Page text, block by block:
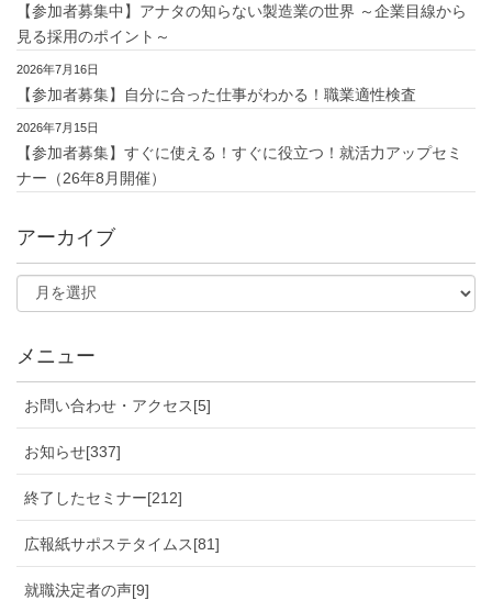
【参加者募集中】アナタの知らない製造業の世界 ～企業目線から
見る採用のポイント～
2026年7月16日
【参加者募集】自分に合った仕事がわかる！職業適性検査
2026年7月15日
【参加者募集】すぐに使える！すぐに役立つ！就活力アップセミ
ナー（26年8月開催）
アーカイブ
メニュー
お問い合わせ・アクセス[5]
お知らせ[337]
終了したセミナー[212]
広報紙サポステタイムス[81]
就職決定者の声[9]